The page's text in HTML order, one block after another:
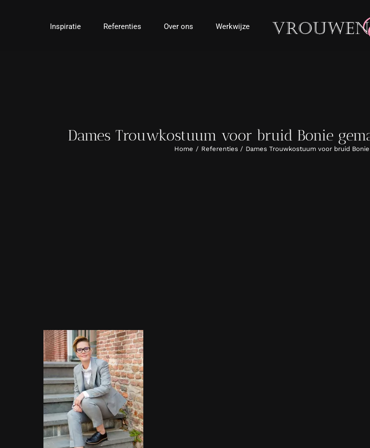
Inspiratie Referenties Over ons Werkwijze
Dames Trouwkostuum voor bruid Bonie
Home Referenties Dames Trouwkostuum voor bruid